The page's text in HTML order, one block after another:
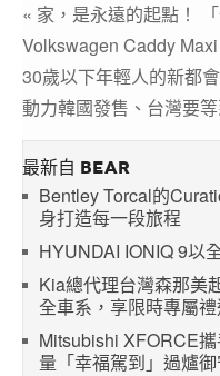
« 家，是永遠的起點！
Volkswagen Caddy
30歲以下年輕人的新都
動力韓國發售、台灣要
最新自 BEAR
Bentley Torcal的
身打造每一段旅程
HYUNDAI IONIQ 9以
Kia總代理台灣森那美
全車系，享限時專屬
Mitsubishi XFORCE
量「幸福駕到」過爐